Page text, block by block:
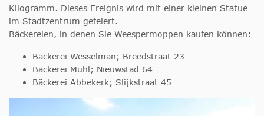
Kilogramm. Dieses Ereignis wird mit einer kleinen Statue
im Stadtzentrum gefeiert.
Bäckereien, in denen Sie Weespermoppen kaufen können:
Bäckerei Wesselman; Breedstraat 23
Bäckerei Muhl; Nieuwstad 64
Bäckerei Abbekerk; Slijkstraat 45